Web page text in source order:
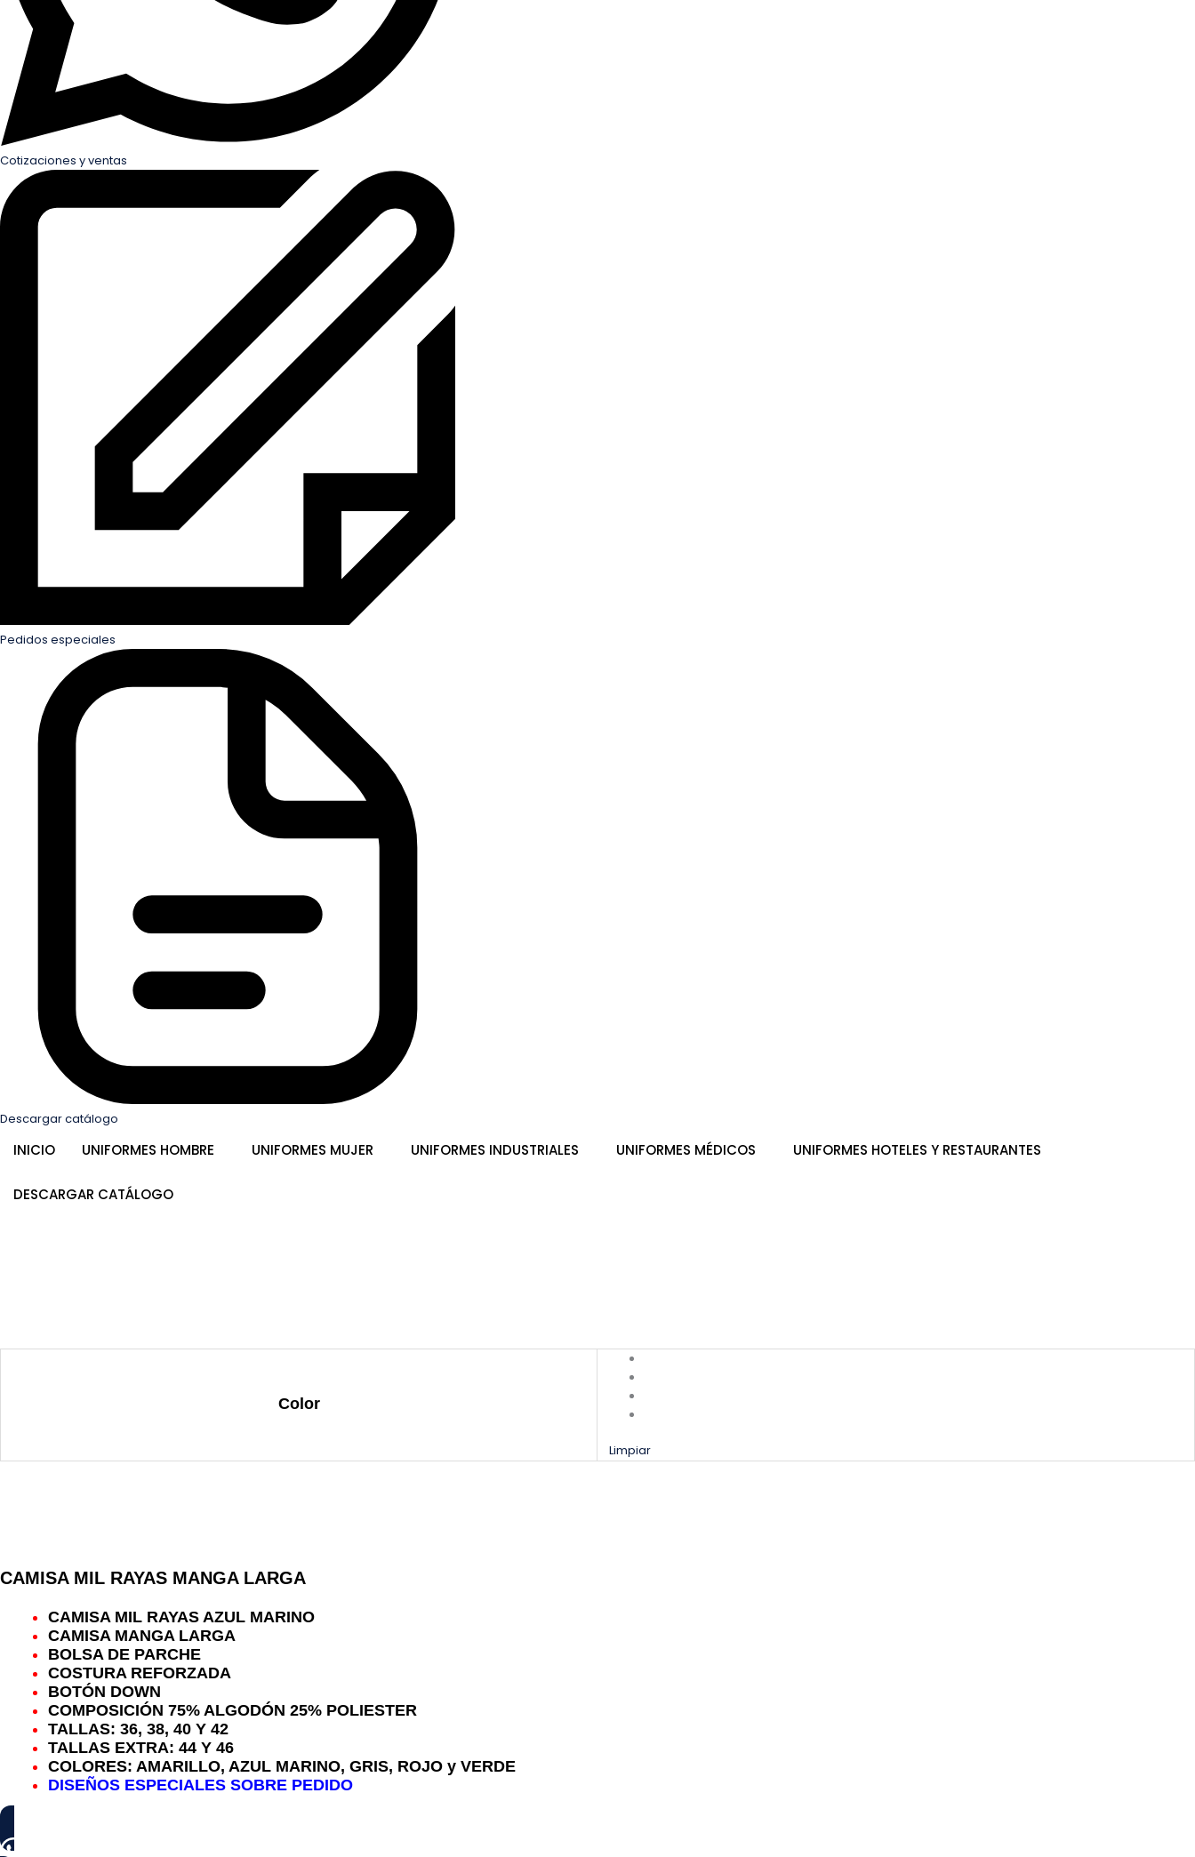
Cotizaciones y ventas
Pedidos especiales
Descargar catálogo
INICIO UNIFORMES HOMBRE UNIFORMES MUJER UNIFORMES INDUSTRIALES UNIFORMES MÉDICOS UNIFORMES HOTELES Y RESTAURANTES
DESCARGAR CATÁLOGO
Color
Limpiar
CAMISA MIL RAYAS MANGA LARGA
CAMISA MIL RAYAS AZUL MARINO
CAMISA MANGA LARGA
BOLSA DE PARCHE
COSTURA REFORZADA
BOTÓN DOWN
COMPOSICIÓN 75% ALGODÓN 25% POLIESTER
TALLAS: 36, 38, 40 Y 42
TALLAS EXTRA: 44 Y 46
COLORES: AMARILLO, AZUL MARINO, GRIS, ROJO y VERDE
DISEÑOS ESPECIALES SOBRE PEDIDO